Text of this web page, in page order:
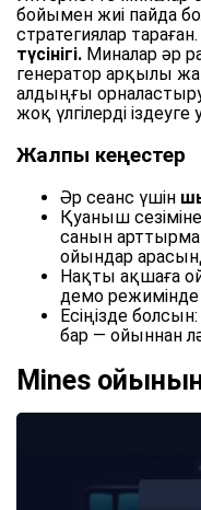
бойымен жиі пайда
стратегиялар тараған.
түсінігі. Миналар әр
генератор арқылы
алдыңғы
жоқ үлгілерді
Жалпы кеңестер
Әр сеанс үшін
Қуаныш
санын
ойындар
Нақты ақшаға
демо режимінде
Есіңізде
бар — ойыннан
Mines